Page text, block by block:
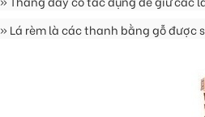
» Lá rèm là các thanh bằng gỗ được